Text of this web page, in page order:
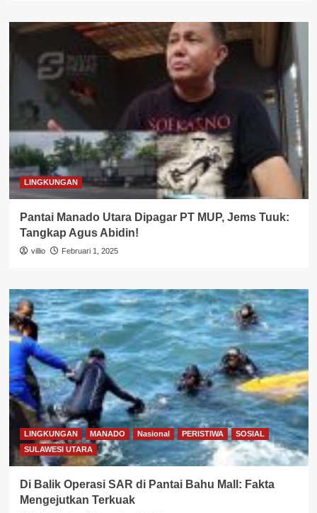
LINGKUNGAN
Pantai Manado Utara Dipagar PT MUP, Jems Tuuk:
Tangkap Agus Abidin!
villio Februari 1, 2025
LINGKUNGAN MANADO Nasional PERISTIWA
SOSIAL
SULAWESI UTARA
Di Balik Operasi SAR di Pantai Bahu Mall: Fakta
Mengejutkan Terkuak